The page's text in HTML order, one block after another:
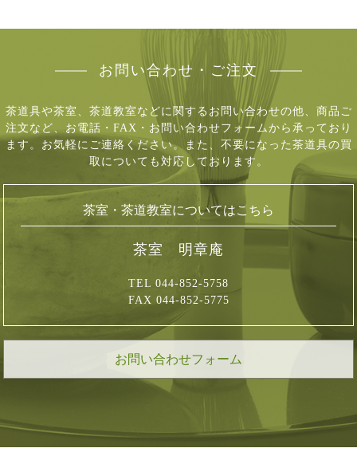
お問い合わせ・ご注文
茶道具や茶室、茶道教室などに関するお問い合わせの他、商品ご
注文など、 お電話・FAX・お問い合わせフォームから承っており
ます。お気軽にご連絡ください。 また、不要になった茶道具の買
取についても対応しております。
茶室・茶道教室についてはこちら
茶室 明章庵
TEL 044-852-5758
FAX 044-852-5775
お問い合わせフォーム